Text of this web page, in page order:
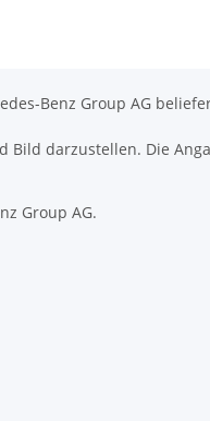
Benz Group AG
Bild darzustellen. Die
Group AG.